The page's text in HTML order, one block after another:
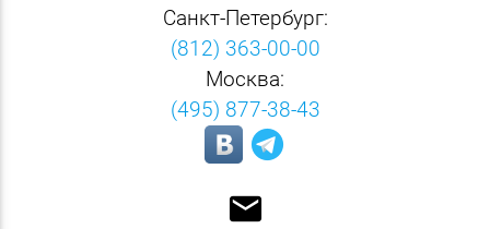
Санкт-Петербург:
(812) 363-00-00
Москва:
(495) 877-38-43
email